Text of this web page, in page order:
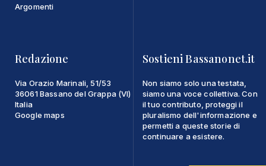
Argomenti
Redazione
Via Orazio Marinali, 51/53
36061 Bassano del Grappa (VI)
Italia
Google maps
Sostieni Bassanonet.it
Non siamo solo una testata,
siamo una voce collettiva. Con
il tuo contributo, proteggi il
pluralismo dell'informazione e
permetti a queste storie di
continuare a esistere.